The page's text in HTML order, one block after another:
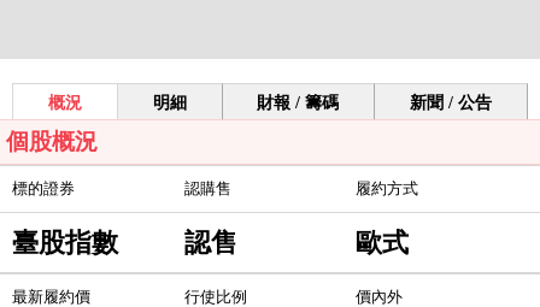
概況 明細 財報 / 籌碼 新聞 / 公告
個股概況
標的證券 認購售 履約方式
臺股指數 認售 歐式
最新履約價 行使比例 價內外